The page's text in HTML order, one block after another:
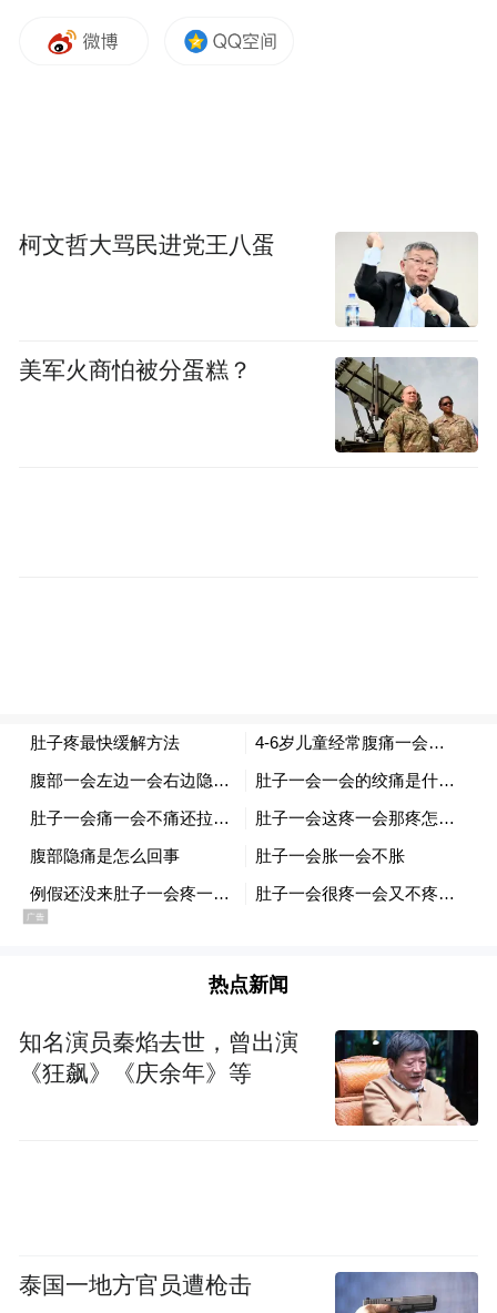
柯文哲大骂民进党王八蛋
美军火商怕被分蛋糕？
热点新闻
知名演员秦焰去世，曾出演
《狂飙》《庆余年》等
泰国一地方官员遭枪击